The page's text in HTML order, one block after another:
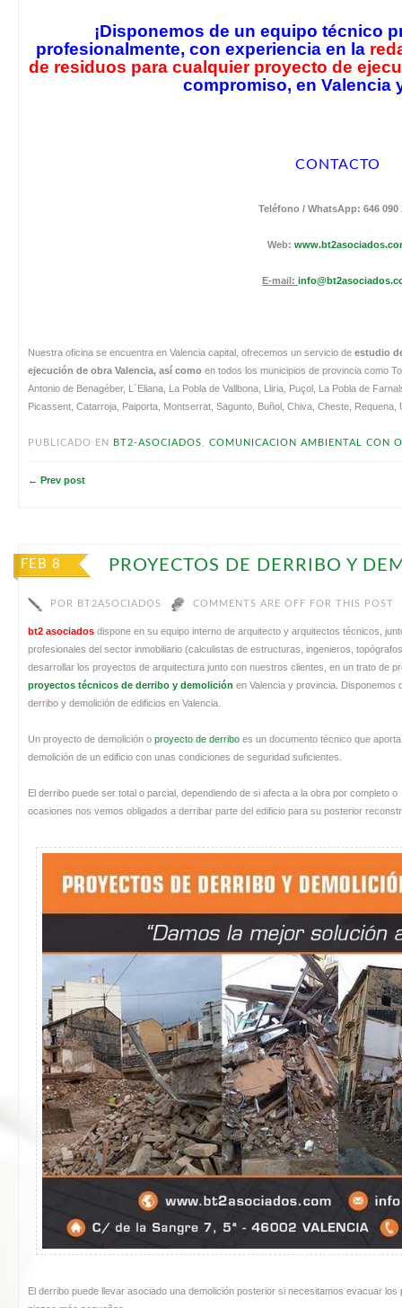
¡Disponemos de un equipo técnico
profesionalmente, con experiencia en la
de residuos para cualquier proyecto de
compromiso, en Valencia
CONTACTO
Teléfono / WhatsApp: 646 090
Web:
E-mail:
Nuestra oficina se encuentra en Valencia capital, ofrecemos un servicio de estudio
ejecución de obra Valencia, así como en todos los municipios de provincia como
Antonio de Benagéber, L´Eliana, La Pobla de Vallbona, Lliria, Puçol, La Pobla de
Picassent, Catarroja, Paiporta, Montserrat, Sagunto, Buñol, Chiva, Cheste, Requena,
PUBLICADO EN BT2-ASOCIADOS COMUNICACION AMBIENTAL CON
← Prev post
FEB 8 PROYECTOS DE DERRIBO Y
POR BT2ASOCIADOS COMMENTS ARE OFF FOR THIS POST
bt2 asociados dispone en su equipo interno de arquitecto y arquitectos técnicos,
profesionales del sector inmobiliario (calculistas de estructuras, ingenieros,
desarrollar los proyectos de arquitectura junto con nuestros clientes, en un trato de
proyectos técnicos de derribo y demolición en Valencia y provincia. Disponemos
derribo y demolición de edificios en Valencia.
Un proyecto de demolición o proyecto de derribo es un documento técnico que
demolición de un edificio con unas condiciones de seguridad suficientes.
El derribo puede ser total o parcial, dependiendo de si afecta a la obra por completo
ocasiones nos vemos obligados a derribar parte del edificio para su posterior
El derribo puede llevar asociado una demolición posterior si necesitamos evacuar